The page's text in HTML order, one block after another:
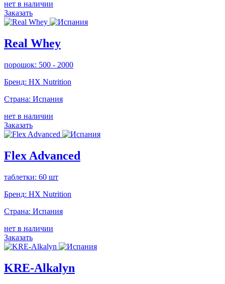
нет в наличии
Заказать
Real Whey
порошок: 500 - 2000
Бренд: HX Nutrition
Страна: Испания
нет в наличии
Заказать
Flex Advanced
таблетки: 60 шт
Бренд: HX Nutrition
Страна: Испания
нет в наличии
Заказать
KRE-Alkalyn